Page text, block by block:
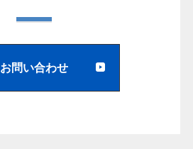
お問い合わせ